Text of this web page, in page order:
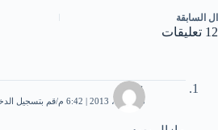
ال السابقة
12 تعليقات
علي
25 أبريل، 2013 | 6:42 م قم بتسجيل